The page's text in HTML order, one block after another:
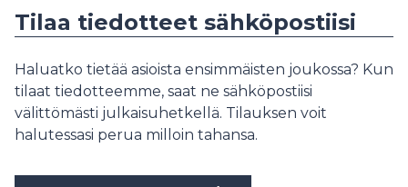
Tilaa tiedotteet sähköpostiisi
Haluatko tietää asioista ensimmäisten joukossa? Kun
tilaat tiedotteemme, saat ne sähköpostiisi
välittömästi julkaisuhetkellä. Tilauksen voit
halutessasi perua milloin tahansa.